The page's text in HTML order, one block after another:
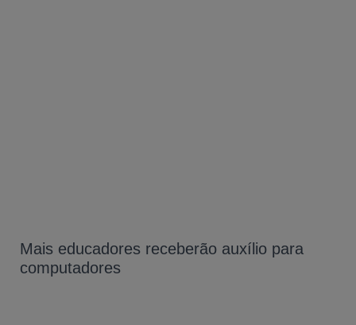
Mais educadores receberão auxílio para
computadores